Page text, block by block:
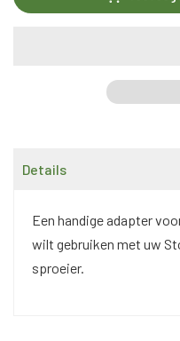
Details
Een handige adapter
wilt gebruiken met uw
sproeier.